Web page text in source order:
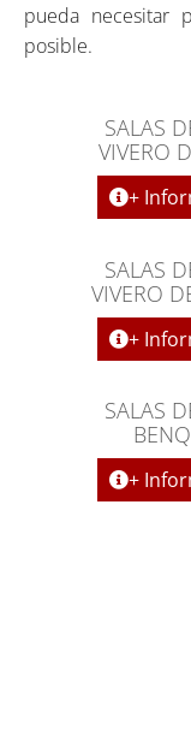
pueda necesitar
posible.
SALAS
VIVERO
+
SALAS
VIVERO
+
SALAS
+